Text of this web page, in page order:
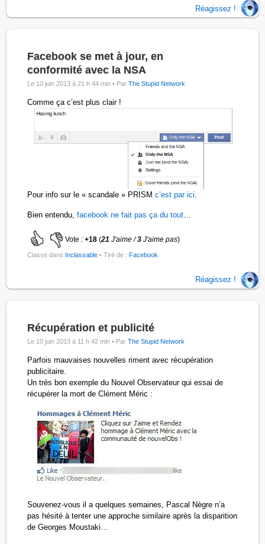
Réagissez !
Facebook se met à jour, en
conformité avec la NSA
Le 10 juin 2013 à 21 h 44 min • ParThe Stupid Network
Comme ça c’est plus clair !
Pour info sur le « scandale » PRISMc’est par ici
Bien entendu,facebook ne fait pas ça du tout…
Vote :+18 (21J'aime /3 J'aime pas)
Classé dans Inclassable • Tiré de :Facebook
Réagissez !
Récupération et publicité
Le 10 juin 2013 à 11 h 42 min • ParThe Stupid Network
Parfois mauvaises nouvelles riment avec récupération
publicitaire.
Un très bon exemple du Nouvel Observateur qui essai de
récupérer la mort de Clément Méric :
Souvenez-vous il a quelques semaines, Pascal Nègre n’a
pas hésité à tenter une approche similaire après la disparition
de Georges Moustaki…